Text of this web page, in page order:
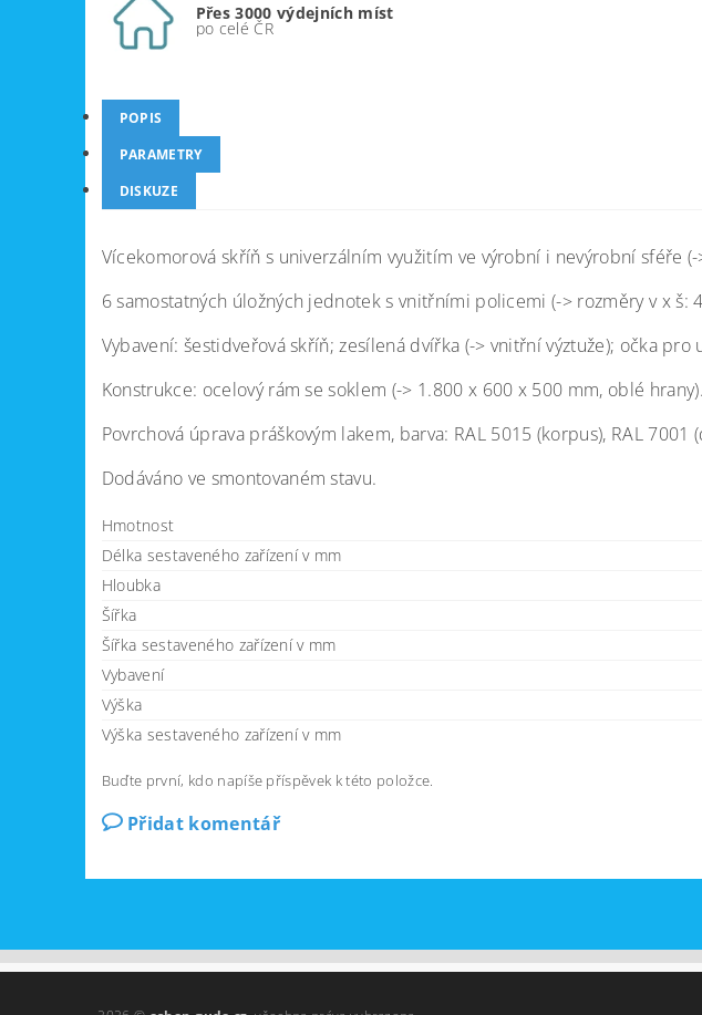
Přes 3000 výdejních míst
po celé ČR
POPIS
PARAMETRY
DISKUZE
Vícekomorová skříň s univerzálním využitím ve výrobní i nevýrobní sféře
6 samostatných úložných jednotek s vnitřními policemi (-> rozměry v x š:
Vybavení: šestidveřová skříň; zesílená dvířka (-> vnitřní výztuže); očka
Konstrukce: ocelový rám se soklem (-> 1.800 x 600 x 500 mm, oblé hrany).
Povrchová úprava práškovým lakem, barva: RAL 5015 (korpus), RAL 7001
Dodáváno ve smontovaném stavu.
Hmotnost
Délka sestaveného zařízení v mm
Hloubka
Šířka
Šířka sestaveného zařízení v mm
Vybavení
Výška
Výška sestaveného zařízení v mm
Buďte první, kdo napíše příspěvek k této položce.
Přidat komentář